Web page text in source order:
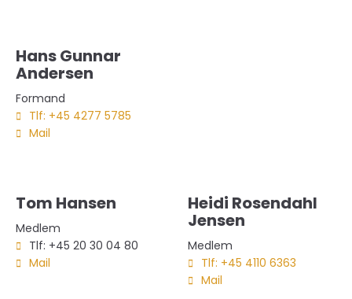
Hans Gunnar
Andersen
Formand
Tlf: +45 4277 5785
Mail
Tom Hansen
Medlem
Tlf: +45 20 30 04 80
Mail
Heidi Rosendahl
Jensen
Medlem
Tlf: +45 4110 6363
Mail